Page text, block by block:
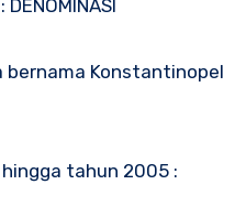
bernama Konstantinopel
tahun 2005 :